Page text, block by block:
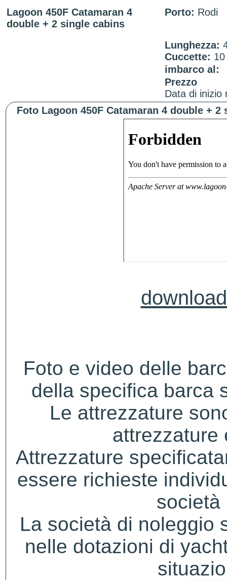
Lagoon 450F Catamaran 4
double + 2 single cabins
Porto: Rodi
Lunghezza:
Cuccette:
imbarco al:
Prezzo
Data di inizio
Foto Lagoon 450F Catamaran 4 double +
Foto e video delle
della specifica barca
Le attrezzature
attrezzature
Attrezzature
essere richieste
società
La società di noleggio
nelle dotazioni di